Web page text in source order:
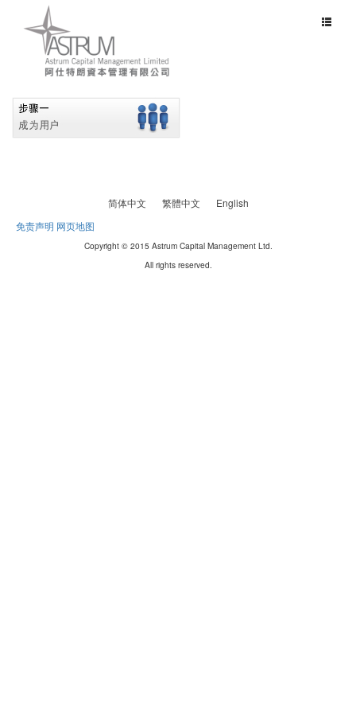
Toggle
简体中文 繁體中文
English
免责声明 网页地图
Copyright © 2015 Astrum Capital Management Ltd.
All rights reserved.